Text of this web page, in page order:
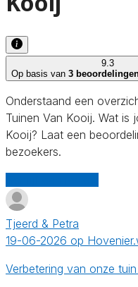
9.3
Op basis van 3
Onderstaand een
Tuinen Van Kooij. Wat is
Kooij? Laat een
bezoekers.
Tjeerd & Petra
19-06-2026 op
Verbetering van onze